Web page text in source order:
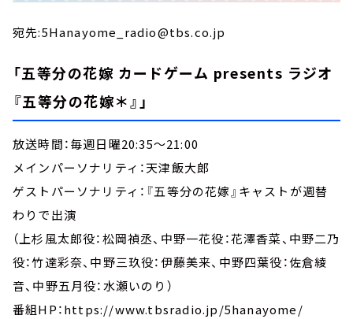
宛先:5Hanayome_radio@tbs.co.jp
「五等分の花嫁 カードゲーム presents ラジオ
『五等分の花嫁＊』」
放送時間：毎週日曜20:35～21:00
メインパーソナリティ：天津飯大郎
ゲストパーソナリティ：『五等分の花嫁』キャストが週替
わりで出演
（上杉風太郎役：松岡禎丞、中野一花役：花澤香菜、中野二乃
役：竹達彩奈、中野三玖役：伊藤美来、中野四葉役：佐倉綾
音、中野五月役：水瀬いのり）
番組HP：https://www.tbsradio.jp/5hanayome/